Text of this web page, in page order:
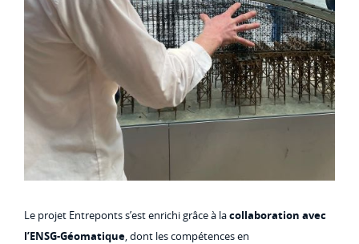
Le projet Entreponts s’est enrichi grâce à lacollaboration avec
l’ENSG-Géomatique, dont les compétences en